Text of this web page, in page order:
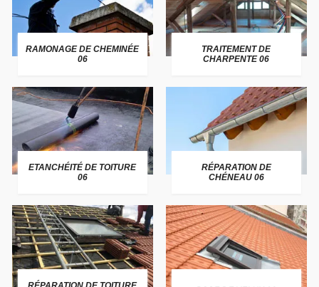
RAMONAGE DE CHEMINÉE
06
TRAITEMENT DE
CHARPENTE 06
ETANCHÉITÉ DE TOITURE
06
RÉPARATION DE
CHÉNEAU 06